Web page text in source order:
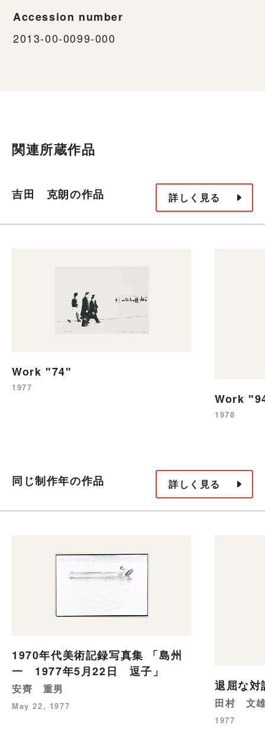
Accession number
2013-00-0099-000
関連所蔵作品
吉田 克朗の作品 詳しく見る
Work "74"
1977
Work
1978
同じ制作年の作品 詳しく見る
1970年代美術記録写真集 「島州
一 1977年5月22日 逗子」
安齊 重男
May 22, 1977
退屈な対
田村 文
1977